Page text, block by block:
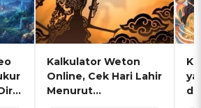
Kalkulator Weton
Online, Cek Hari Lahir
Menurut